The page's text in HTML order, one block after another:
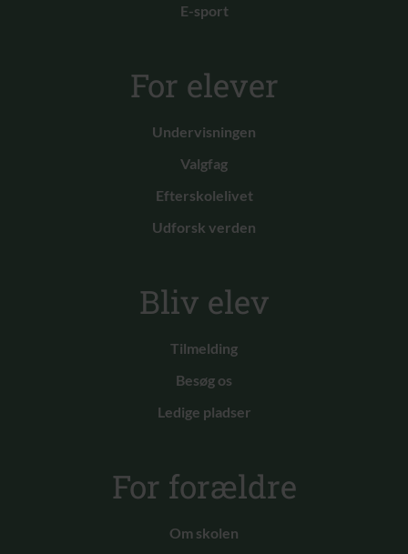
E-sport
For elever
Undervisningen
Valgfag
Efterskolelivet
Udforsk verden
Bliv elev
Tilmelding
Besøg os
Ledige pladser
For forældre
Om skolen